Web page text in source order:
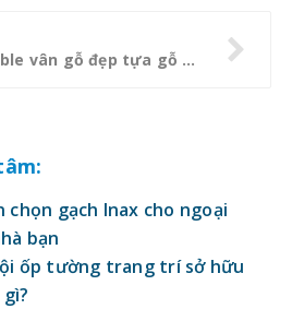
Những mẫu đá marble vân gỗ đẹp tựa gỗ thật
chọn gạch Inax cho ngoại
bạn
ốp tường trang trí sở hữu